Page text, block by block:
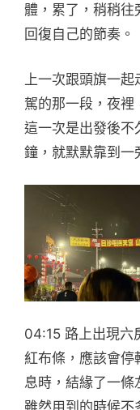
體，累了，稍稍往
回復自己的節奏。
上一次跟頭旗一
駕的那一段，夜裡
這一次是出發後不
鐘，就默默靠到一
04:15 路上出現六
紅布條，應該會
息時，結緣了一條